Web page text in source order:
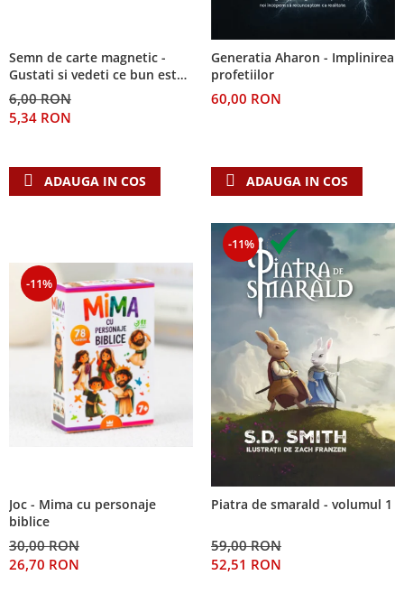
Semn de carte magnetic -
Gustati si vedeti ce bun este
Domnul!
6,00 RON
5,34 RON
ADAUGA IN COS
Generatia Aharon - Implinirea
profetiilor
60,00 RON
ADAUGA IN COS
-11%
Joc - Mima cu personaje
biblice
30,00 RON
26,70 RON
-11%
Piatra de smarald - volumul 1
59,00 RON
52,51 RON